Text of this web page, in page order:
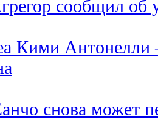
сообщил об
Кими Антонелли
снова может